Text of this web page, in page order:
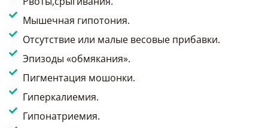
Мышечная гипотония.
Отсутствие или малые весовые прибавки.
Эпизоды «обмякания».
Пигментация мошонки.
Гиперкалиемия.
Гипонатриемия.